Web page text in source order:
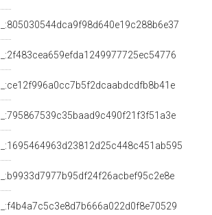
<http://dati.camera.it/ocd/
CAPOGRUPPO di IV COMMISSIONE (DIFESA),
_:3ae71dab9b96255550e1f081cdcb3f72
_:636ff73a284187dc5ba288b98b9b0559
_:b12fad9fa66de3fbde8e8b96644b9c19
_:9decc78ddc38e01e735e5e18d51d8c32